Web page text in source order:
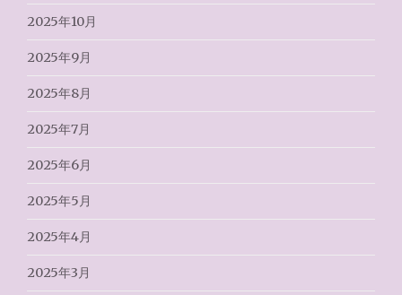
2025年10月
2025年9月
2025年8月
2025年7月
2025年6月
2025年5月
2025年4月
2025年3月